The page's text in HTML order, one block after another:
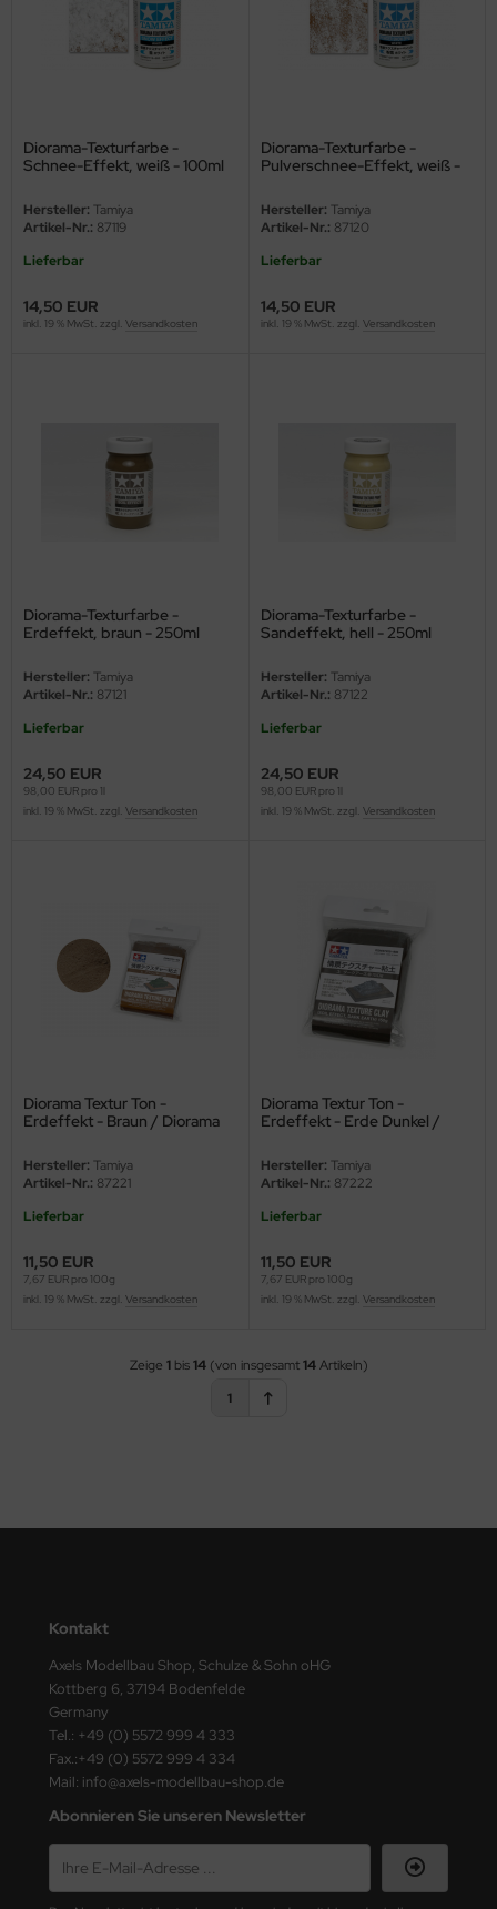
Diorama-Texturfarbe -
Schnee-Effekt, weiß - 100ml
Hersteller: Tamiya
Artikel-Nr.: 87119
Lieferbar
14,50 EUR
inkl. 19 % MwSt. zzgl. Versandkosten
Diorama-Texturfarbe -
Pulverschnee-Effekt, weiß -
Hersteller: Tamiya
Artikel-Nr.: 87120
Lieferbar
14,50 EUR
inkl. 19 % MwSt. zzgl. Versandkosten
Diorama-Texturfarbe -
Erdeffekt, braun - 250ml
Hersteller: Tamiya
Artikel-Nr.: 87121
Lieferbar
24,50 EUR
98,00 EUR pro 1l
inkl. 19 % MwSt. zzgl. Versandkosten
Diorama-Texturfarbe -
Sandeffekt, hell - 250ml
Hersteller: Tamiya
Artikel-Nr.: 87122
Lieferbar
24,50 EUR
98,00 EUR pro 1l
inkl. 19 % MwSt. zzgl. Versandkosten
Diorama Textur Ton -
Erdeffekt - Braun / Diorama
Brown - 150g
Hersteller: Tamiya
Artikel-Nr.: 87221
Lieferbar
11,50 EUR
7,67 EUR pro 100g
inkl. 19 % MwSt. zzgl. Versandkosten
Diorama Textur Ton -
Erdeffekt - Erde Dunkel /
Effect - Dark Earth
Hersteller: Tamiya
Artikel-Nr.: 87222
Lieferbar
11,50 EUR
7,67 EUR pro 100g
inkl. 19 % MwSt. zzgl. Versandkosten
Zeige 1bis14(von insgesamt14Artikeln)
1
Kontakt
Axels Modellbau Shop, Schulze & Sohn oHG
Kottberg 6, 37194 Bodenfelde
Germany
Tel.: +49 (0) 5572 999 4 333
Fax.:+49 (0) 5572 999 4 334
Mail: info@axels-modellbau-shop.de
Abonnieren Sie unseren Newsletter
Collections
Model
Hobby
Hobby / Gunze Sangyo
Hobbies
Nunu
Lights
Hobby